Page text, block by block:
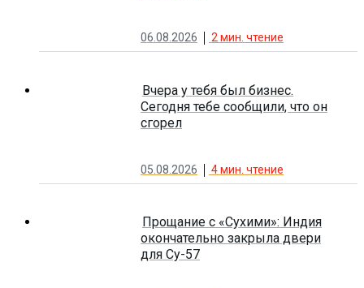
06.08.2026 2мин. чтение
Вчера у тебя был бизнес.
Сегодня тебе сообщили, что он
сгорел
05.08.2026 4мин. чтение
Прощание с «Сухими»: Индия
окончательно закрыла двери
для Су-57